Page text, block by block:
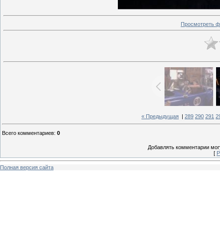
Просмотреть
« Предыдущая 289 290 291
Всего комментариев: 0
Добавлять комментарии
[
Полная версия сайта